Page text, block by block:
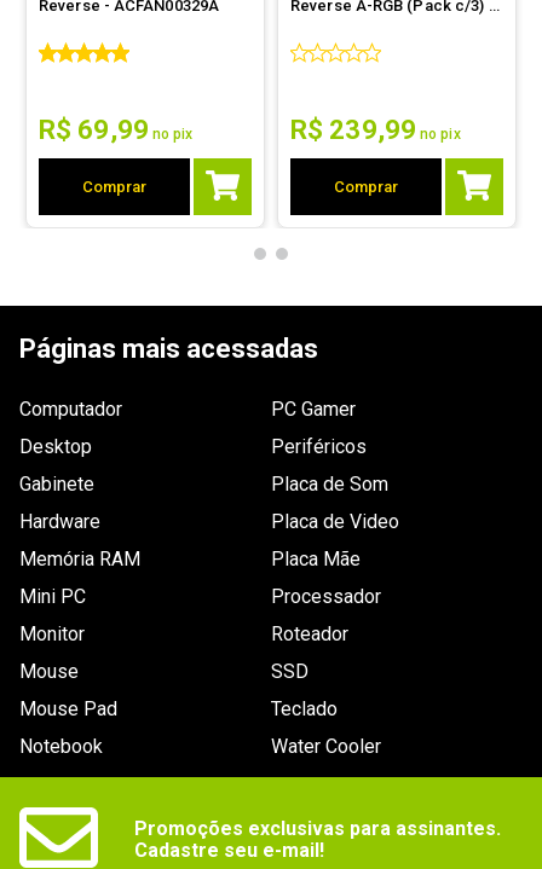
Dimensões
informações Controle remoto
Reverse - ACFAN00329A
R$ 69,99 no pix
Comprar
Reverse A-RGB (Pack c/3) -
R$ 239,99 no pix
Comprar
Páginas mais acessadas
Computador
Desktop
Gabinete
Hardware
Memória RAM
Mini PC
Monitor
Mouse
Mouse Pad
Notebook
PC Gamer
Periféricos
Placa de Som
Placa de Video
Placa Mãe
Processador
Roteador
SSD
Teclado
Water Cooler
Promoções exclusivas para assinantes.
Cadastre seu e-mail!